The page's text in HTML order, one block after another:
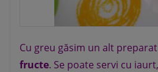
Cu greu găsim un alt
fructe. Se poate servi cu